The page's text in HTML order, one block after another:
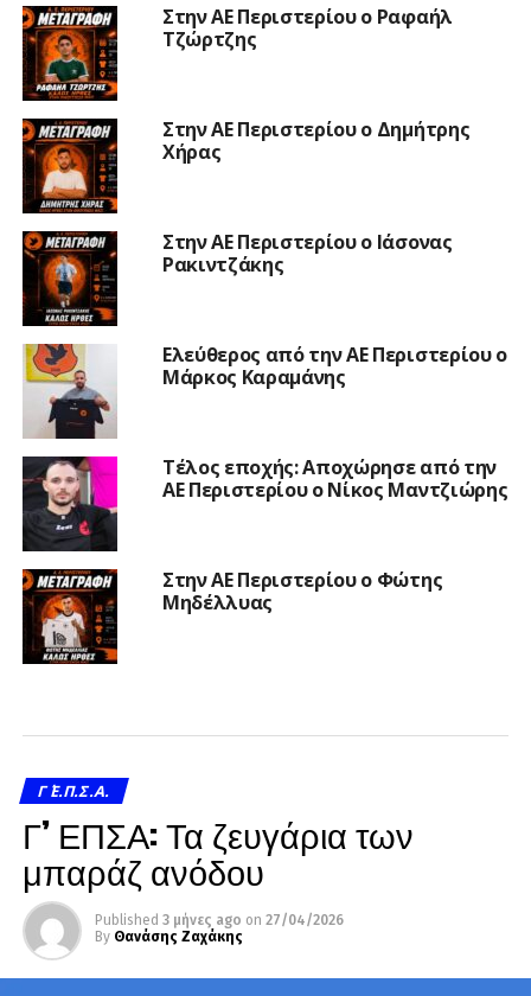
Στην ΑΕ Περιστερίου ο Ραφαήλ
Τζώρτζης
Στην ΑΕ Περιστερίου ο Δημήτρης
Χήρας
Στην ΑΕ Περιστερίου ο Ιάσονας
Ρακιντζάκης
Ελεύθερος από την ΑΕ Περιστερίου ο
Μάρκος Καραμάνης
Τέλος εποχής: Αποχώρησε από την
ΑΕ Περιστερίου ο Νίκος Μαντζιώρης
Στην ΑΕ Περιστερίου ο Φώτης
Μηδέλλυας
Γ΄ Ε.Π.Σ.Α.
Γ’ ΕΠΣΑ: Τα ζευγάρια των
μπαράζ ανόδου
Published 3 μήνες ago on 27/04/2026
By Θανάσης Ζαχάκης